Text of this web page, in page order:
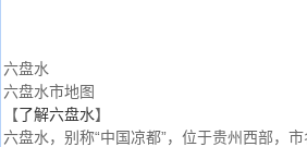
六盘水
六盘水市地图
【了解六盘水】
六盘水，别称“中国凉都”，位于贵州西部，